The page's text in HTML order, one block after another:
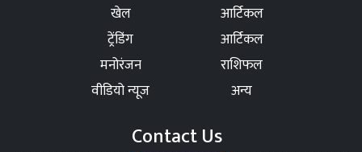
खेल
आर्टिकल
ट्रेंडिंग
आर्टिकल
मनोरंजन
राशिफल
वीडियो न्यूज
अन्य
Contact Us